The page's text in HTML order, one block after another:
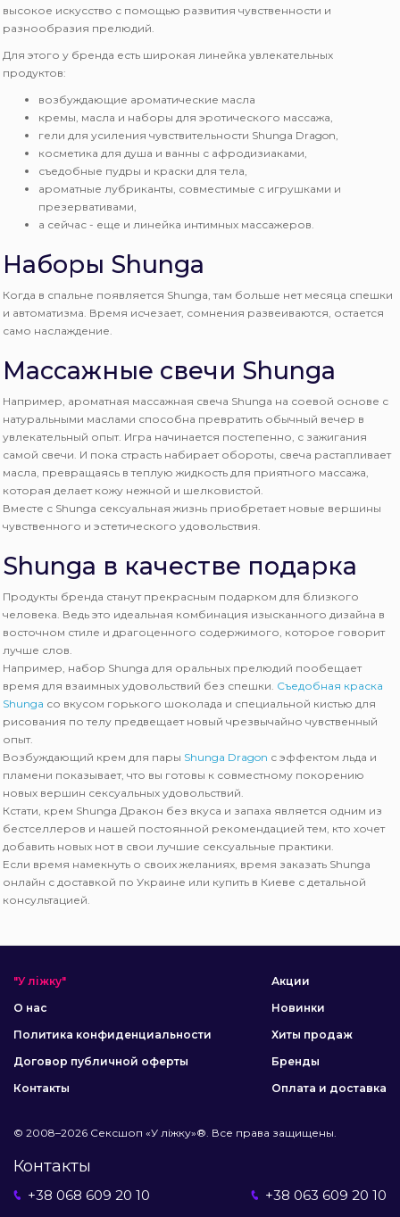
высокое искусство с помощью развития чувственности и
разнообразия прелюдий.
Для этого у бренда есть широкая линейка увлекательных
продуктов:
возбуждающие ароматические масла
кремы, масла и наборы для эротического массажа,
гели для усиления чувствительности Shunga Dragon,
косметика для душа и ванны с афродизиаками,
съедобные пудры и краски для тела,
ароматные лубриканты, совместимые с игрушками и
презервативами,
а сейчас - еще и линейка интимных массажеров.
Наборы Shunga
Когда в спальне появляется Shunga, там больше нет месяца спешки
и автоматизма. Время исчезает, сомнения развеиваются, остается
само наслаждение.
Массажные свечи Shunga
Например, ароматная массажная свеча Shunga на соевой основе с
натуральными маслами способна превратить обычный вечер в
увлекательный опыт. Игра начинается постепенно, с зажигания
самой свечи. И пока страсть набирает обороты, свеча растапливает
масла, превращаясь в теплую жидкость для приятного массажа,
которая делает кожу нежной и шелковистой.
Вместе с Shungа сексуальная жизнь приобретает новые вершины
чувственного и эстетического удовольствия.
Shunga в качестве подарка
Продукты бренда станут прекрасным подарком для близкого
человека. Ведь это идеальная комбинация изысканного дизайна в
восточном стиле и драгоценного содержимого, которое говорит
лучше слов.
Например, набор Shunga для оральных прелюдий пообещает
время для взаимных удовольствий без спешки. Съедобная краска
Shunga со вкусом горького шоколада и специальной кистью для
рисования по телу предвещает новый чрезвычайно чувственный
опыт.
Возбуждающий крем для пары Shunga Dragon с эффектом льда и
пламени показывает, что вы готовы к совместному покорению
новых вершин сексуальных удовольствий.
Кстати, крем Shunga Дракон без вкуса и запаха является одним из
бестселлеров и нашей постоянной рекомендацией тем, кто хочет
добавить новых нот в свои лучшие сексуальные практики.
Если время намекнуть о своих желаниях, время заказать Shunga
онлайн с доставкой по Украине или купить в Киеве с детальной
консультацией.
"У ліжку"
О нас
Политика конфиденциальности
Договор публичной оферты
Контакты
Акции
Новинки
Хиты продаж
Бренды
Оплата и доставка
© 2008–2026 Сексшоп «У ліжку»®. Все права защищены.
Контакты
+38 068 609 20 10 +38 063 609 20 10